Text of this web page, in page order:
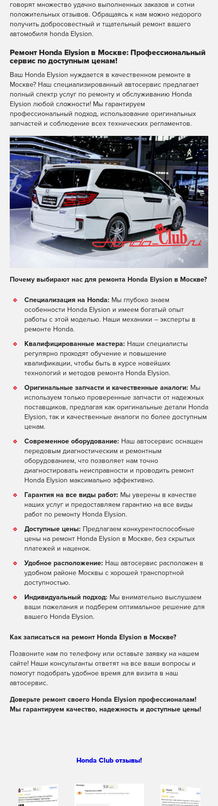
говорят множество удачно выполненных заказов и сотни
положительных отзывов. Обращаясь к нам можно недорого
получить добросовестный и тщательный ремонт вашего
автомобиля honda Elysion.
Ремонт Honda Elysion в Москве: Профессиональный
сервис по доступным ценам!
Ваш Honda Elysion нуждается в качественном ремонте в
Москве? Наш специализированный автосервис предлагает
полный спектр услуг по ремонту и обслуживанию Honda
Elysion любой сложности! Мы гарантируем
профессиональный подход, использование оригинальных
запчастей и соблюдение всех технических регламентов.
Почему выбирают нас для ремонта Honda Elysion в Москве?
Специализация на Honda: Мы глубоко знаем
особенности Honda Elysion и имеем богатый опыт
работы с этой моделью. Наши механики – эксперты в
ремонте Honda.
Квалифицированные мастера: Наши специалисты
регулярно проходят обучение и повышение
квалификации, чтобы быть в курсе новейших
технологий и методов ремонта Honda Elysion.
Оригинальные запчасти и качественные аналоги: Мы
используем только проверенные запчасти от надежных
поставщиков, предлагая как оригинальные детали Honda
Elysion, так и качественные аналоги по более доступным
ценам.
Современное оборудование: Наш автосервис оснащен
передовым диагностическим и ремонтным
оборудованием, что позволяет нам точно
диагностировать неисправности и проводить ремонт
Honda Elysion максимально эффективно.
Гарантия на все виды работ: Мы уверены в качестве
наших услуг и предоставляем гарантию на все виды
работ по ремонту Honda Elysion.
Доступные цены: Предлагаем конкурентоспособные
цены на ремонт Honda Elysion в Москве, без скрытых
платежей и наценок.
Удобное расположение: Наш автосервис расположен в
удобном районе Москвы с хорошей транспортной
доступностью.
Индивидуальный подход: Мы внимательно выслушаем
ваши пожелания и подберем оптимальное решение для
вашего Honda Elysion.
Как записаться на ремонт Honda Elysion в Москве?
Позвоните нам по телефону или оставьте заявку на нашем
сайте! Наши консультанты ответят на все ваши вопросы и
помогут подобрать удобное время для визита в наш
автосервис.
Доверьте ремонт своего Honda Elysion профессионалам!
Мы гарантируем качество, надежность и доступные цены!
Honda Club отзывы!